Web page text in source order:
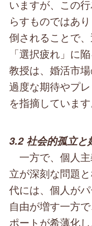
いますが、この
らすものではあ
倒されることで、
「選択疲れ」に
教授は、婚活市
過度な期待やプ
を指摘しています
3.2 社会的孤立と
一方で、個人
立が深刻な問題
代には、個人が
自由が増す一方
ポートが希薄化